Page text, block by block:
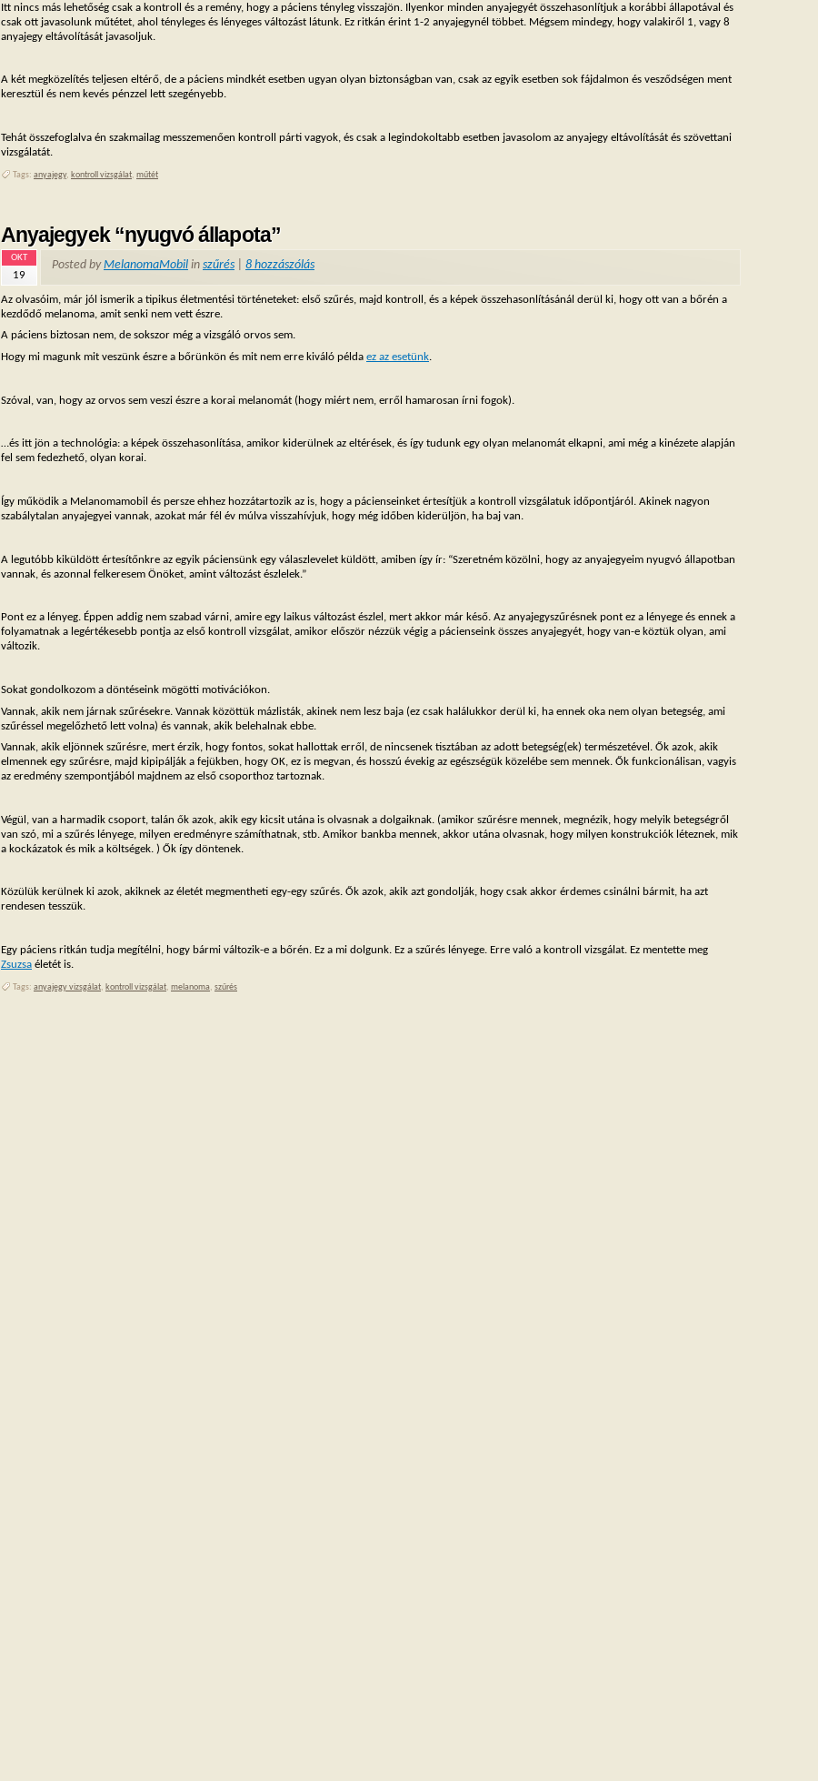
Itt nincs más lehetőség csak a kontroll és a remény, hogy a páciens tényleg visszajön. Ilyenkor minden anyajegyét összehasonlítjuk a korábbi állapotával és
csak ott javasolunk műtétet, ahol tényleges és lényeges változást látunk. Ez ritkán érint 1-2 anyajegynél többet. Mégsem mindegy, hogy valakiről 1, vagy 8
anyajegy eltávolítását javasoljuk.
A két megközelítés teljesen eltérő, de a páciens mindkét esetben ugyan olyan biztonságban van, csak az egyik esetben sok fájdalmon és vesződségen ment
keresztül és nem kevés pénzzel lett szegényebb.
Tehát összefoglalva én szakmailag messzemenően kontroll párti vagyok, és csak a legindokoltabb esetben javasolom az anyajegy eltávolítását és szövettani
vizsgálatát.
Tags: anyajegy, kontroll vizsgálat, műtét
Anyajegyek “nyugvó állapota”
OKT
19
Posted byMelanomaMobil in szűrés 8 hozzászólás
Az olvasóim, már jól ismerik a tipikus életmentési történeteket: első szűrés, majd kontroll, és a képek összehasonlításánál derül ki, hogy ott van a bőrén a
kezdődő melanoma, amit senki nem vett észre.
A páciens biztosan nem, de sokszor még a vizsgáló orvos sem.
Hogy mi magunk mit veszünk észre a bőrünkön és mit nem erre kiváló példa ez az esetünk.
Szóval, van, hogy az orvos sem veszi észre a korai melanomát (hogy miért nem, erről hamarosan írni fogok).
…és itt jön a technológia: a képek összehasonlítása, amikor kiderülnek az eltérések, és így tudunk egy olyan melanomát elkapni, ami még a kinézete alapján
fel sem fedezhető, olyan korai.
Így működik a Melanomamobil és persze ehhez hozzátartozik az is, hogy a pácienseinket értesítjük a kontroll vizsgálatuk időpontjáról. Akinek nagyon
szabálytalan anyajegyei vannak, azokat már fél év múlva visszahívjuk, hogy még időben kiderüljön, ha baj van.
A legutóbb kiküldött értesítőnkre az egyik páciensünk egy válaszlevelet küldött, amiben így ír: “Szeretném közölni, hogy az anyajegyeim nyugvó állapotban
vannak, és azonnal felkeresem Önöket, amint változást észlelek.”
Pont ez a lényeg. Éppen addig nem szabad várni, amire egy laikus változást észlel, mert akkor már késő. Az anyajegyszűrésnek pont ez a lényege és ennek a
folyamatnak a legértékesebb pontja az első kontroll vizsgálat, amikor először nézzük végig a pácienseink összes anyajegyét, hogy van-e köztük olyan, ami
változik.
Sokat gondolkozom a döntéseink mögötti motivációkon.
Vannak, akik nem járnak szűrésekre. Vannak közöttük mázlisták, akinek nem lesz baja (ez csak halálukkor derül ki, ha ennek oka nem olyan betegség, ami
szűréssel megelőzhető lett volna) és vannak, akik belehalnak ebbe.
Vannak, akik eljönnek szűrésre, mert érzik, hogy fontos, sokat hallottak erről, de nincsenek tisztában az adott betegség(ek) természetével. Ők azok, akik
elmennek egy szűrésre, majd kipipálják a fejükben, hogy OK, ez is megvan, és hosszú évekig az egészségük közelébe sem mennek. Ők funkcionálisan, vagyis
az eredmény szempontjából majdnem az első csoporthoz tartoznak.
Végül, van a harmadik csoport, talán ők azok, akik egy kicsit utána is olvasnak a dolgaiknak. (amikor szűrésre mennek, megnézik, hogy melyik betegségről
van szó, mi a szűrés lényege, milyen eredményre számíthatnak, stb. Amikor bankba mennek, akkor utána olvasnak, hogy milyen konstrukciók léteznek, mik
a kockázatok és mik a költségek. ) Ők így döntenek.
Közülük kerülnek ki azok, akiknek az életét megmentheti egy-egy szűrés. Ők azok, akik azt gondolják, hogy csak akkor érdemes csinálni bármit, ha azt
rendesen tesszük.
Egy páciens ritkán tudja megítélni, hogy bármi változik-e a bőrén. Ez a mi dolgunk. Ez a szűrés lényege. Erre való a kontroll vizsgálat. Ez mentette meg
Zsuzsa életét is.
Tags: anyajegy vizsgálat, kontroll vizsgálat, melanoma, szűrés